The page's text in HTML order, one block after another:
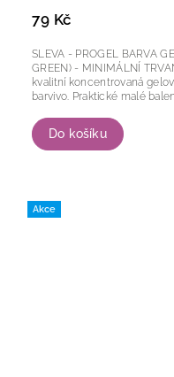
79 Kč
Do košíku
SLEVA - PROGEL BARVA
GREEN) - MINIMÁLNÍ
kvalitní koncentrovaná gelová barva. 100%
barvivo. Praktické
Akce